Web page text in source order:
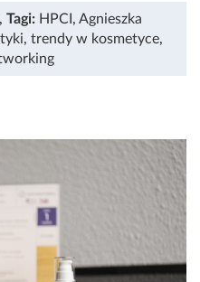
, Tagi: HPCI , Agnieszka
, trendy w kosmetyce,